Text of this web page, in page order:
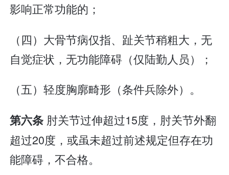
影响正常功能的；
（四）大骨节病仅指、趾关节稍粗大，无
自觉症状，无功能障碍（仅陆勤人员）；
（五）轻度胸廓畸形（条件兵除外）。
第六条 肘关节过伸超过15度，肘关节外翻
超过20度，或虽未超过前述规定但存在功
能障碍，不合格。